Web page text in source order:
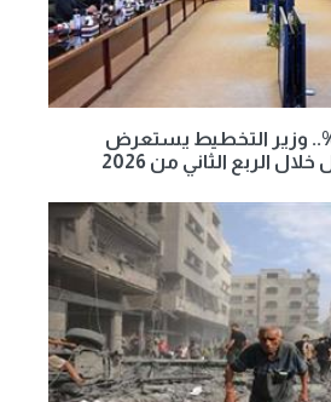
تهبط إلى 5.8%.. وزير التخطيط يستعرض
الربع الثاني من 2026